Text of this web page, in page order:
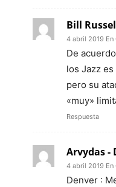
Bill
4 abril 2019 En
De
los Jazz
pero su
«muy»
Respuesta
Arvydas -
4 abril 2019 En
Denver :